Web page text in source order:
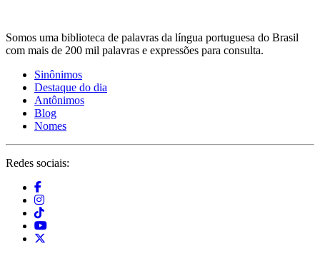
Somos uma biblioteca de palavras da língua portuguesa do Brasil
com mais de 200 mil palavras e expressões para consulta.
Sinônimos
Destaque do dia
Antônimos
Blog
Nomes
Redes sociais: